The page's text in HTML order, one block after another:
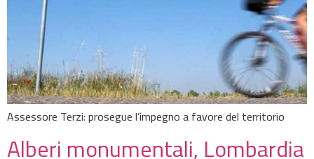
Assessore Terzi: prosegue l’impegno a favore del territorio
Alberi monumentali, Lombardia